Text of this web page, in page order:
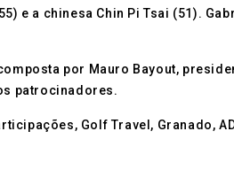
e a chinesa Chin Pi Tsai (51).
por Mauro Bayout,
patrocinadores.
Golf Travel, Granado,